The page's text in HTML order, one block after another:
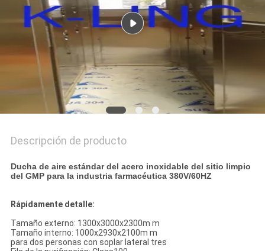
POLÍTICA
DE
PRIVACIDAD
Descripción de producto
Ducha de aire estándar del acero inoxidable del sitio limpio
del GMP para la industria farmacéutica 380V/60HZ
Rápidamente detalle:
Tamaño externo: 1300x3000x2300m m
Tamaño interno: 1000x2930x2100m m
para dos personas con soplar lateral tres